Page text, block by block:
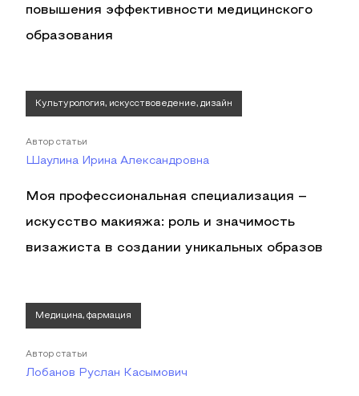
повышения эффективности медицинского
образования
Культурология, искусствоведение, дизайн
Автор статьи
Шаулина Ирина Александровна
Моя профессиональная специализация –
искусство макияжа: роль и значимость
визажиста в создании уникальных образов
Медицина, фармация
Автор статьи
Лобанов Руслан Касымович